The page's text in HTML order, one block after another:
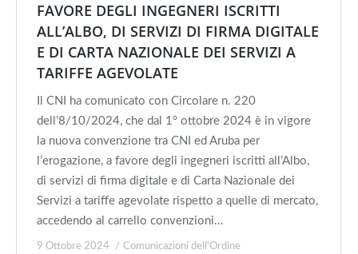
FAVORE DEGLI INGEGNERI ISCRITTI
ALL’ALBO, DI SERVIZI DI FIRMA DIGITALE
E DI CARTA NAZIONALE DEI SERVIZI A
TARIFFE AGEVOLATE
Il CNI ha comunicato con Circolare n. 220
dell’8/10/2024, che dal 1° ottobre 2024 è in vigore
la nuova convenzione tra CNI ed Aruba per
l’erogazione, a favore degli ingegneri iscritti all’Albo,
di servizi di firma digitale e di Carta Nazionale dei
Servizi a tariffe agevolate rispetto a quelle di mercato,
accedendo al carrello convenzioni…
9 Ottobre 2024
Comunicazioni dell'Ordine